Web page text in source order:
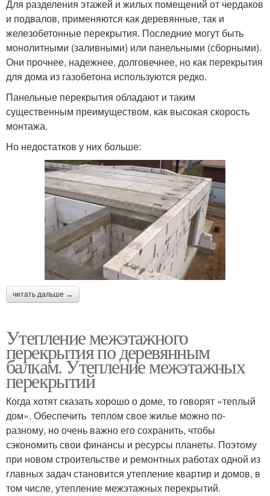
Для разделения этажей и жилых помещений от чердаков
и подвалов, применяются как деревянные, так и
железобетонные перекрытия. Последние могут быть
монолитными (заливными) или панельными (сборными).
Они прочнее, надежнее, долговечнее, но как перекрытия
для дома из газобетона используются редко.
Панельные перекрытия обладают и таким
существенным преимуществом, как высокая скорость
монтажа.
Но недостатков у них больше:
читать дальше →
Утепление межэтажного
перекрытия по деревянным
балкам. Утепление межэтажных
перекрытий
Когда хотят сказать хорошо о доме, то говорят «теплый
дом». Обеспечить теплом свое жилье можно по-
разному, но очень важно его сохранить, чтобы
сэкономить свои финансы и ресурсы планеты. Поэтому
при новом строительстве и ремонтных работах одной из
главных задач становится утепление квартир и домов, в
том числе, утепление межэтажных перекрытий.